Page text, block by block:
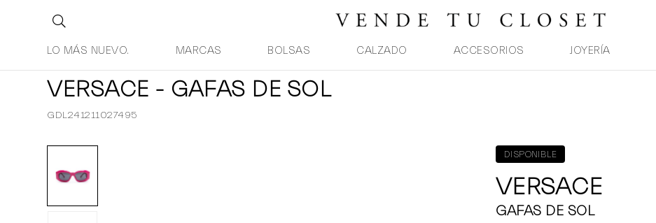
LO MÁS NUEVO. MARCAS BOLSAS CALZADO ACCESORIOS JOYERÍA
VERSACE - GAFAS DE SOL
GDL241211027495
DISPONIBLE
VERSACE
GAFAS DE SOL